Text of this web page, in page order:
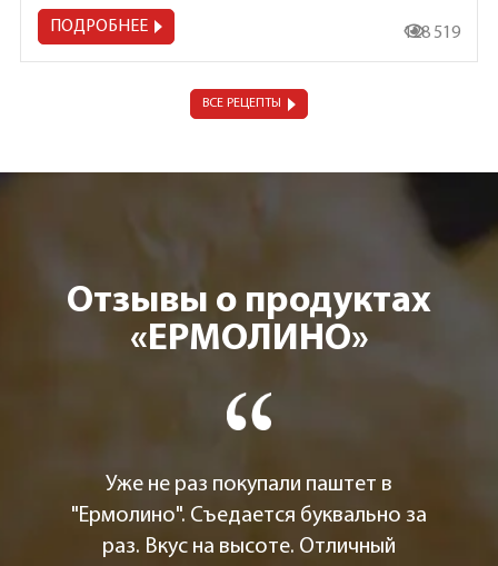
ПОДРОБНЕЕ 128 519
ВСЕ РЕЦЕПТЫ
Отзывы о продуктах
«ЕРМОЛИНО»
Уже не раз покупали паштет в
"Ермолино". Съедается буквально за
раз. Вкус на высоте. Отличный